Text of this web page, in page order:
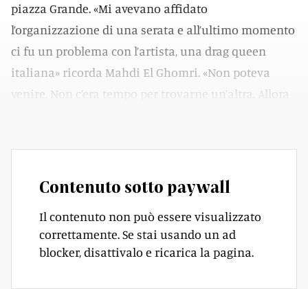
piazza Grande. «Mi avevano affidato
l’organizzazione di una serata e all’ultimo momento
ci fu un problema con l’artista, una drag queen
italiana» ricorda Mahdi El Ghomri. «Non poteva
venire. Non c’era tempo per trovarne un’altra. Allora
Contenuto sotto paywall
Il contenuto non può essere visualizzato
correttamente. Se stai usando un ad
blocker, disattivalo e ricarica la pagina.